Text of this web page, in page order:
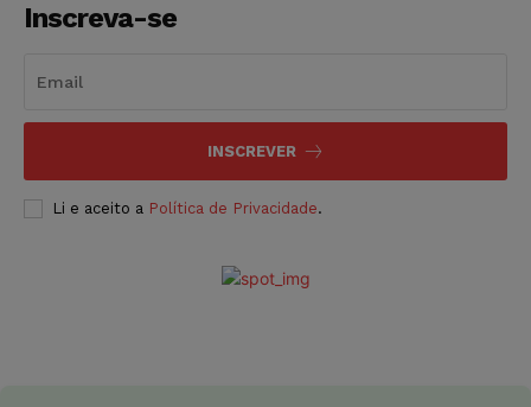
Inscreva-se
INSCREVER
Li e aceito a Política de Privacidade.